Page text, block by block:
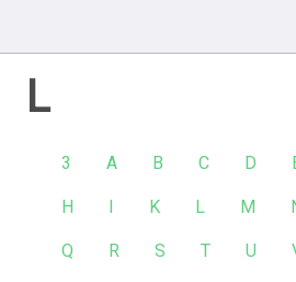
L
3 A B C D
H I K L M
Q R S T U